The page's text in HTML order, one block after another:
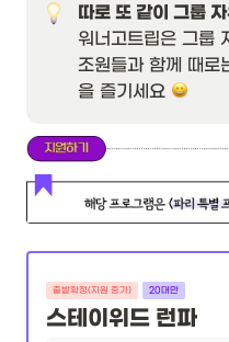
따로 또 같이 그룹
워너고트립은 그룹
조원들과 함께 때로
을 즐기세요
출발확정(지원 증가) 20대만
스테이위드 런파